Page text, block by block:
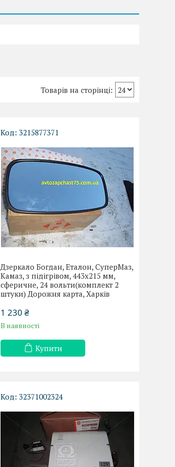
3215877371
Дзеркало Богдан, Еталон, СуперМаз,
Камаз, з підігрівом, 443х215 мм,
сферичне, 24 вольти(комплект 2
штуки) Дорожня карта, Харків
1 230 ₴
В наявності
Купити
32371002324